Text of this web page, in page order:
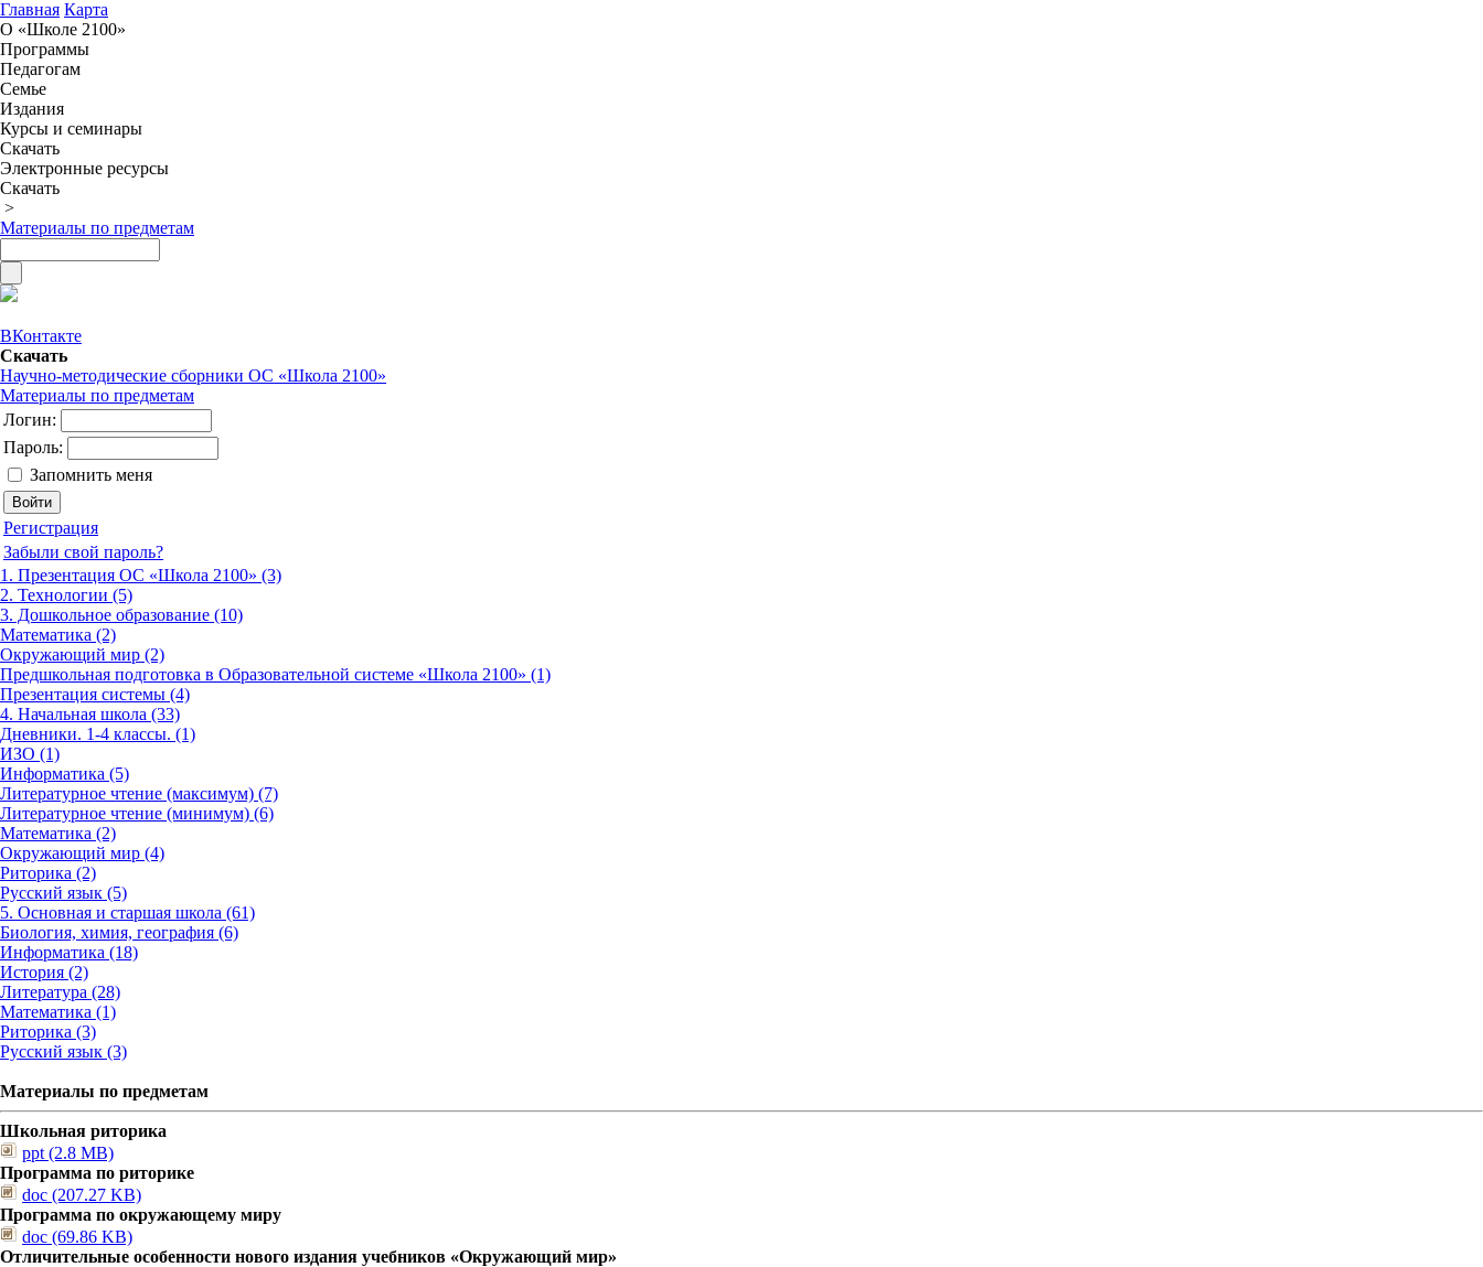
Главная Карта
О «Школе 2100»
Программы
Педагогам
Семье
Издания
Курсы и семинары
Скачать
Электронные ресурсы
Скачать
>
Материалы по предметам
ВКонтакте
Скачать
Научно-методические сборники ОС «Школа 2100»
Материалы по предметам
Логин:
Пароль:
Запомнить меня
Регистрация
Забыли свой пароль?
1. Презентация ОС «Школа 2100» (3)
2. Технологии (5)
3. Дошкольное образование (10)
Математика (2)
Окружающий мир (2)
Предшкольная подготовка в Образовательной системе «Школа 2100» (1)
Презентация системы (4)
4. Начальная школа (33)
Дневники. 1-4 классы. (1)
ИЗО (1)
Информатика (5)
Литературное чтение (максимум) (7)
Литературное чтение (минимум) (6)
Математика (2)
Окружающий мир (4)
Риторика (2)
Русский язык (5)
5. Основная и старшая школа (61)
Биология, химия, география (6)
Информатика (18)
История (2)
Литература (28)
Математика (1)
Риторика (3)
Русский язык (3)
Материалы по предметам
Школьная риторика
ppt (2.8 MB)
Программа по риторике
doc (207.27 KB)
Программа по окружающему миру
doc (69.86 KB)
Отличительные особенности нового издания учебников «Окружающий мир»